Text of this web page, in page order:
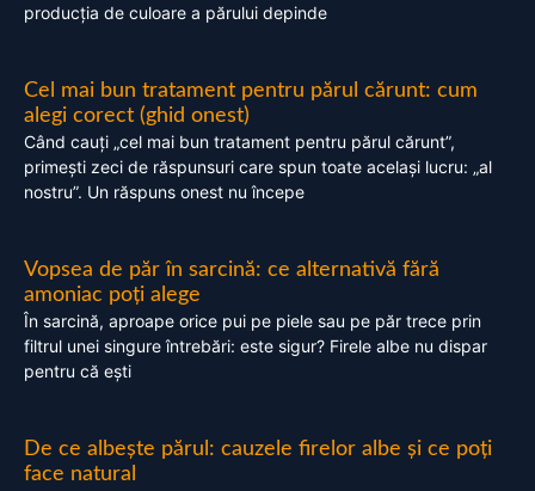
producția de culoare a părului depinde
Cel mai bun tratament pentru părul cărunt: cum
alegi corect (ghid onest)
Când cauți „cel mai bun tratament pentru părul cărunt”,
primești zeci de răspunsuri care spun toate același lucru: „al
nostru”. Un răspuns onest nu începe
Vopsea de păr în sarcină: ce alternativă fără
amoniac poți alege
În sarcină, aproape orice pui pe piele sau pe păr trece prin
filtrul unei singure întrebări: este sigur? Firele albe nu dispar
pentru că ești
De ce albește părul: cauzele firelor albe și ce poți
face natural